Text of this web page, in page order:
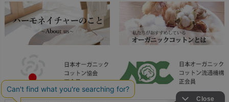
FAXでのご注文
お問い合わせchevron_right